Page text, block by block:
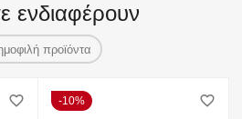
ενδιαφέρουν
προϊόντα
10%